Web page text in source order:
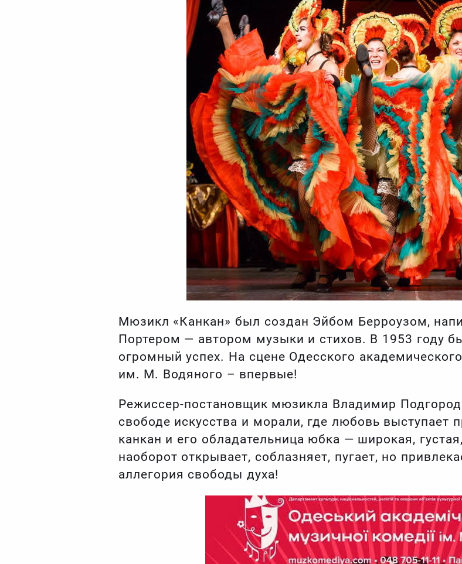
Мюзикл «Канкан» был создан Эйбом Берроузом,
Портером — автором музыки и стихов. В 1953 году
огромный успех. На сцене Одесского
им. М. Водяного – впервые!
Режиссер-постановщик мюзикла Владимир
свободе искусства и морали, где любовь выступает
канкан и его обладательница юбка — широкая,
наоборот открывает, соблазняет, пугает, но
аллегория свободы духа!